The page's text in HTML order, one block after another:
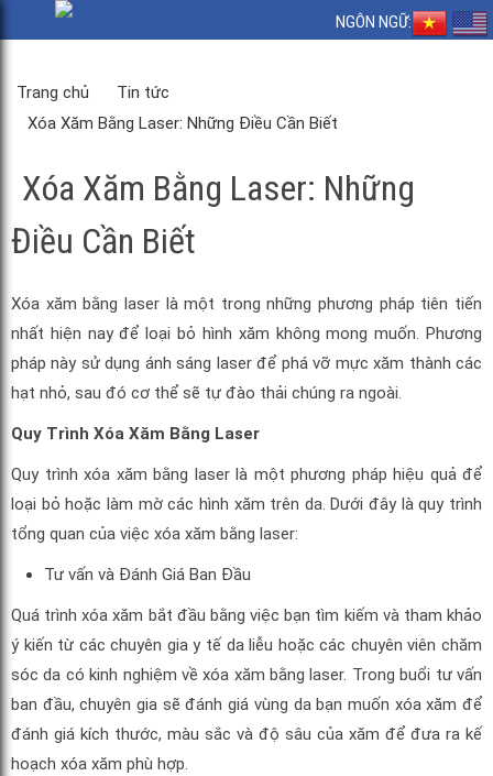
NGÔN NGỮ:
Trang chủ
Tin tức
Xóa Xăm Bằng Laser: Những Điều Cần Biết
Xóa Xăm Bằng Laser: Những
Điều Cần Biết
Xóa xăm bằng laser là một trong những phương pháp tiên tiến
nhất hiện nay để loại bỏ hình xăm không mong muốn. Phương
pháp này sử dụng ánh sáng laser để phá vỡ mực xăm thành các
hạt nhỏ, sau đó cơ thể sẽ tự đào thải chúng ra ngoài.
Quy Trình Xóa Xăm Bằng Laser
Quy trình xóa xăm bằng laser là một phương pháp hiệu quả để
loại bỏ hoặc làm mờ các hình xăm trên da. Dưới đây là quy trình
tổng quan của việc xóa xăm bằng laser:
Tư vấn và Đánh Giá Ban Đầu
Quá trình xóa xăm bắt đầu bằng việc bạn tìm kiếm và tham khảo
ý kiến từ các chuyên gia y tế da liễu hoặc các chuyên viên chăm
sóc da có kinh nghiệm về xóa xăm bằng laser. Trong buổi tư vấn
ban đầu, chuyên gia sẽ đánh giá vùng da bạn muốn xóa xăm để
đánh giá kích thước, màu sắc và độ sâu của xăm để đưa ra kế
hoạch xóa xăm phù hợp.